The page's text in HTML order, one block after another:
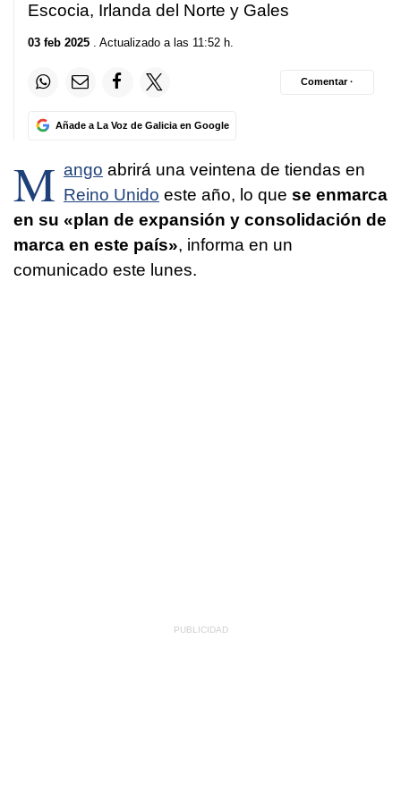
Escocia, Irlanda del Norte y Gales
03 feb 2025 . Actualizado a las 11:52 h.
Añade a La Voz de Galicia en Google
Comentar ·
M ango abrirá una veintena de tiendas en
Reino Unido este año, lo que se enmarca
en su «plan de expansión y consolidación de
marca en este país», informa en un
comunicado este lunes.